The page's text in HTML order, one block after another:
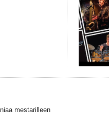
mestarilleen